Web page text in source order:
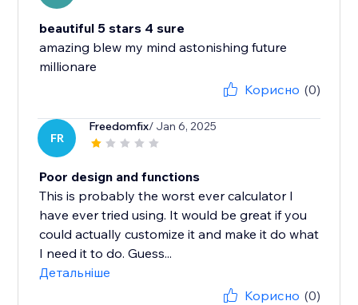
beautiful 5 stars 4 sure
amazing blew my mind astonishing future
millionare
Корисно (0)
FR
Freedomfix/ Jan 6, 2025
Poor design and functions
This is probably the worst ever calculator I
have ever tried using. It would be great if you
could actually customize it and make it do what
I need it to do. Guess...
Детальніше
Корисно (0)